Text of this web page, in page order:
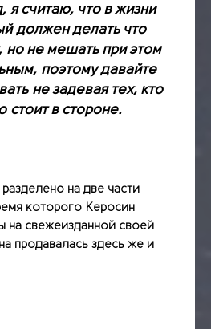
я считаю, что в жизни
должен делать что
но не мешать при этом
поэтому давайте
не задевая тех, кто
стоит в стороне.
на две части
которого Керосин
на свежеизданной своей
продавалась здесь же и